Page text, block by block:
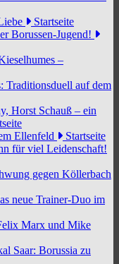
Startseite
Borussen-Jugend!
–
Traditionsduell auf dem
Horst Schauß – ein
Ellenfeld
Startseite
für viel Leidenschaft!
gegen Köllerbach
neue Trainer-Duo im
Marx und Mike
Saar: Borussia zu